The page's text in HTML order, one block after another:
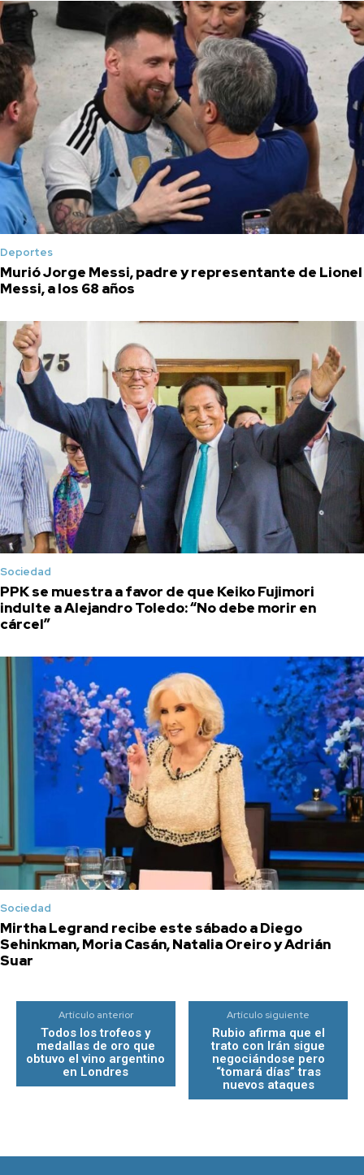
Deportes
Murió Jorge Messi, padre y representante de Lionel
Messi, a los 68 años
Sociedad
PPK se muestra a favor de que Keiko Fujimori
indulte a Alejandro Toledo: “No debe morir en
cárcel”
Sociedad
Mirtha Legrand recibe este sábado a Diego
Sehinkman, Moria Casán, Natalia Oreiro y Adrián
Suar
Artículo anterior
Todos los trofeos y
medallas de oro que
obtuvo el vino argentino
en Londres
Artículo siguiente
Rubio afirma que el
trato con Irán sigue
negociándose pero
“tomará días” tras
nuevos ataques